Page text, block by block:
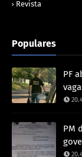
Revista
Populares
PF
PM